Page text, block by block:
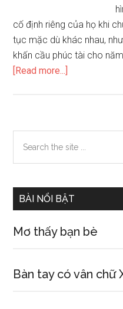
cố định riêng của họ khi
tục mặc dù khác nhau,
khấn cầu phúc tài cho
[Read more...]
thờ
cúng
ông
tài
của
vía
tài
Primary
Sidebar
the
BÀI NỔI BẬT
Mơ thấy bạn bè
Bàn tay có vân chữ